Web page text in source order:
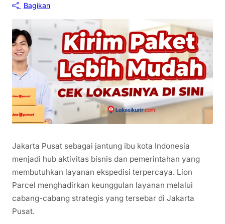
Bagikan
Jakarta Pusat sebagai jantung ibu kota Indonesia
menjadi hub aktivitas bisnis dan pemerintahan yang
membutuhkan layanan ekspedisi terpercaya. Lion
Parcel menghadirkan keunggulan layanan melalui
cabang-cabang strategis yang tersebar di Jakarta
Pusat.